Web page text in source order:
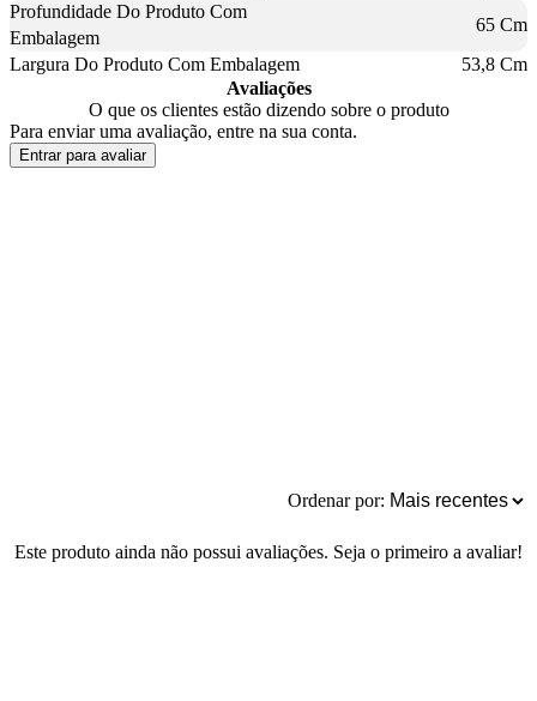
Profundidade Do Produto Com
Embalagem
65 Cm
Largura Do Produto Com Embalagem
53,8 Cm
Avaliações
O que os clientes estão dizendo sobre o produto
Para enviar uma avaliação, entre na sua conta.
Entrar para avaliar
Ordenar por:
Este produto ainda não possui avaliações. Seja o primeiro a avaliar!